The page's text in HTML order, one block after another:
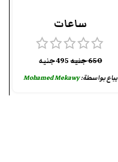
ساعات
650جنيه495جنيه
يباع بواسطة:Mohamed Mekawy